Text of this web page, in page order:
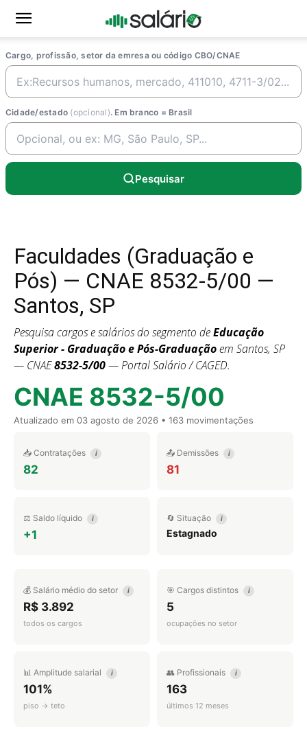
Cargo, profissão, setor da emresa ou código CBO/CNAE
Cidade/estado (opcional). Em branco = Brasil
Pesquisar
Faculdades (Graduação e
Pós) — CNAE 8532-5/00 —
Santos, SP
Pesquisa cargos e salários do segmento deEducação
Superior - Graduação e Pós-Graduaçãoem Santos, SP
— CNAE8532-5/00— Portal Salário / CAGED.
CNAE 8532-5/00
Atualizado em 03 agosto de 2026 • 163 movimentações
📥 Contratações i
82
📤 Demissões i
81
⚖️ Saldo líquido i
+1
🔄 Situação i
Estagnado
💰 Salário médio do setor i
R$ 3.892
todos os cargos
🎯 Cargos distintos i
5
ocupações no setor
📊 Amplitude salarial i
101%
piso → teto
👥 Profissionais i
163
últimos 12 meses